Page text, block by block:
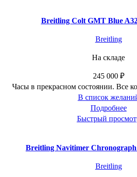
Breitling Colt GMT Blue
Breitling
На складе
245 000 ₽
Часы в прекрасном состоянии. Все
В список
Подробнее
Быстрый
Breitling Navitimer Chronograph
Breitling